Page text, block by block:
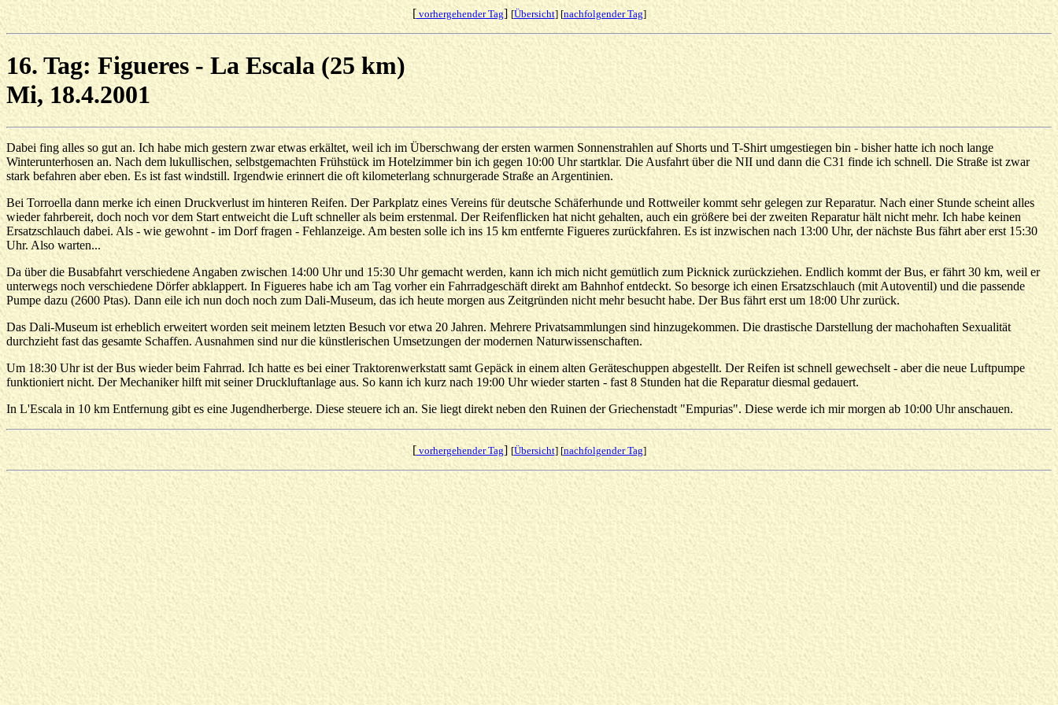
[ vorhergehender Tag] [Übersicht] [nachfolgender Tag]
16. Tag: Figueres - La Escala (25 km)
Mi, 18.4.2001
Dabei fing alles so gut an. Ich habe mich gestern zwar etwas erkältet, weil ich im Überschwang der ersten warmen Sonnenstrahlen auf Shorts und T-Shirt umgestiegen bin - bisher hatte ich noch lange
Winterunterhosen an. Nach dem lukullischen, selbstgemachten Frühstück im Hotelzimmer bin ich gegen 10:00 Uhr startklar. Die Ausfahrt über die NII und dann die C31 finde ich schnell. Die Straße ist zwar
stark befahren aber eben. Es ist fast windstill. Irgendwie erinnert die oft kilometerlang schnurgerade Straße an Argentinien.
Bei Torroella dann merke ich einen Druckverlust im hinteren Reifen. Der Parkplatz eines Vereins für deutsche Schäferhunde und Rottweiler kommt sehr gelegen zur Reparatur. Nach einer Stunde scheint alles
wieder fahrbereit, doch noch vor dem Start entweicht die Luft schneller als beim erstenmal. Der Reifenflicken hat nicht gehalten, auch ein größere bei der zweiten Reparatur hält nicht mehr. Ich habe keinen
Ersatzschlauch dabei. Als - wie gewohnt - im Dorf fragen - Fehlanzeige. Am besten solle ich ins 15 km entfernte Figueres zurückfahren. Es ist inzwischen nach 13:00 Uhr, der nächste Bus fährt aber erst 15:30
Uhr. Also warten...
Da über die Busabfahrt verschiedene Angaben zwischen 14:00 Uhr und 15:30 Uhr gemacht werden, kann ich mich nicht gemütlich zum Picknick zurückziehen. Endlich kommt der Bus, er fährt 30 km, weil er
unterwegs noch verschiedene Dörfer abklappert. In Figueres habe ich am Tag vorher ein Fahrradgeschäft direkt am Bahnhof entdeckt. So besorge ich einen Ersatzschlauch (mit Autoventil) und die passende
Pumpe dazu (2600 Ptas). Dann eile ich nun doch noch zum Dali-Museum, das ich heute morgen aus Zeitgründen nicht mehr besucht habe. Der Bus fährt erst um 18:00 Uhr zurück.
Das Dali-Museum ist erheblich erweitert worden seit meinem letzten Besuch vor etwa 20 Jahren. Mehrere Privatsammlungen sind hinzugekommen. Die drastische Darstellung der machohaften Sexualität
durchzieht fast das gesamte Schaffen. Ausnahmen sind nur die künstlerischen Umsetzungen der modernen Naturwissenschaften.
Um 18:30 Uhr ist der Bus wieder beim Fahrrad. Ich hatte es bei einer Traktorenwerkstatt samt Gepäck in einem alten Geräteschuppen abgestellt. Der Reifen ist schnell gewechselt - aber die neue Luftpumpe
funktioniert nicht. Der Mechaniker hilft mit seiner Druckluftanlage aus. So kann ich kurz nach 19:00 Uhr wieder starten - fast 8 Stunden hat die Reparatur diesmal gedauert.
In L'Escala in 10 km Entfernung gibt es eine Jugendherberge. Diese steuere ich an. Sie liegt direkt neben den Ruinen der Griechenstadt "Empurias". Diese werde ich mir morgen ab 10:00 Uhr anschauen.
[ vorhergehender Tag][Übersicht] [nachfolgender Tag]